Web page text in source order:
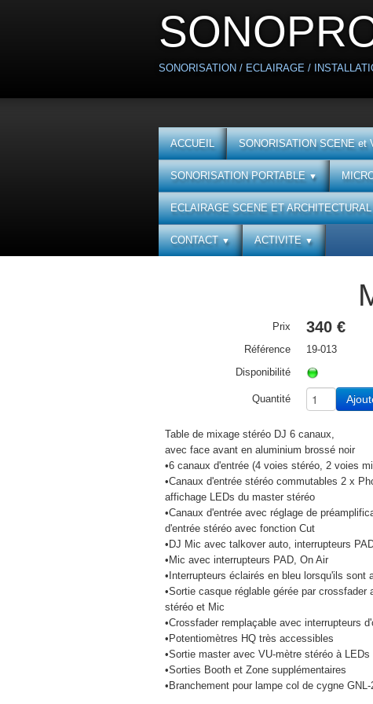
SONORISATION / ECLAIRAGE /
ACCUEIL SONORISATION SCENE et
SONORISATION PORTABLE▼
ECLAIRAGE SCENE ET
CONTACT▼ ACTIVITE▼
Prix 340 €
Référence
19-013
Disponibilité
Quantité
Table de mixage stéréo DJ 6 canaux,
avec face avant en aluminium brossé noir
•6 canaux d'entrée (4 voies stéréo, 2 voies
•Canaux d'entrée stéréo commutables 2 x
affichage LEDs du master stéréo
•Canaux d'entrée avec réglage de
d'entrée stéréo avec fonction Cut
•DJ Mic avec talkover auto, interrupteurs
•Mic avec interrupteurs PAD, On Air
•Interrupteurs éclairés en bleu lorsqu'ils sont
•Sortie casque réglable gérée par
stéréo et Mic
•Crossfader remplaçable avec interrupteurs
•Potentiomètres HQ très accessibles
•Sortie master avec VU-mètre stéréo à LEDs
•Sorties Booth et Zone supplémentaires
•Branchement pour lampe col de cygne